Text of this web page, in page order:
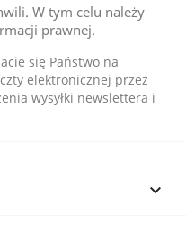
W tym celu należy
prawnej.
się Państwo na
elektronicznej przez
wysyłki newslettera i
